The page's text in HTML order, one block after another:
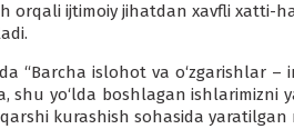
orqali ijtimoiy jihatdan xavfli xatti-
“Barcha islohot va o‘zgarishlar
yo‘lda boshlagan ishlarimizni
kurashish sohasida